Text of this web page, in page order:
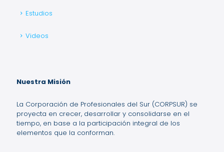
Estudios
Videos
Nuestra Misión
La Corporación de Profesionales del Sur (CORPSUR) se
proyecta en crecer, desarrollar y consolidarse en el
tiempo, en base a la participación integral de los
elementos que la conforman.